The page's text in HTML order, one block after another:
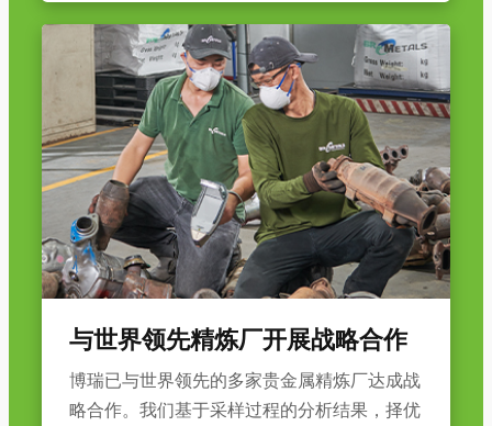
与世界领先精炼厂开展战略合作
博瑞已与世界领先的多家贵金属精炼厂达成战
略合作。我们基于采样过程的分析结果，择优